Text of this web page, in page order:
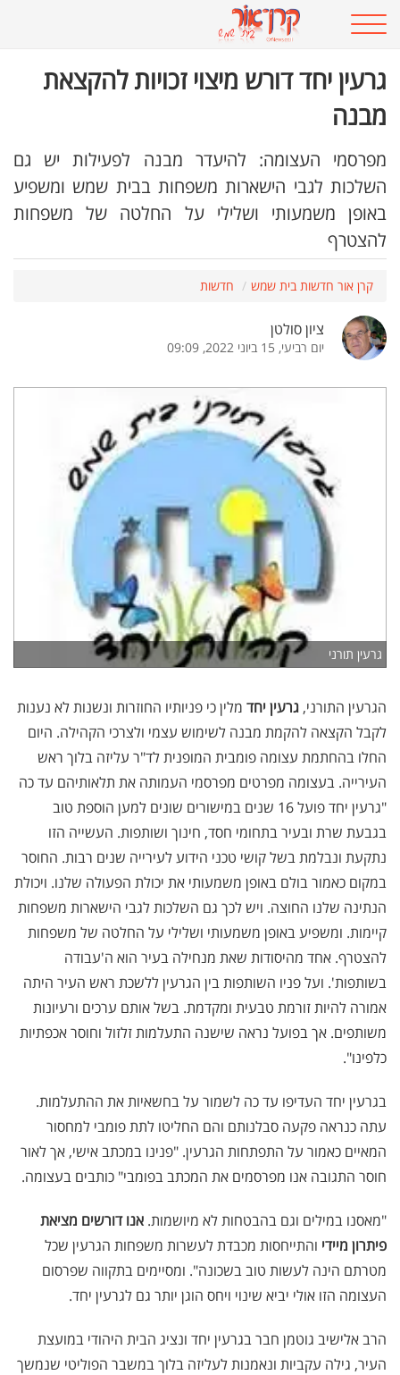
גרעין יחד דורש מיצוי זכויות להקצאת
מבנה
מפרסמי העצומה: להיעדר מבנה לפעילות יש גם
השלכות לגבי הישארות משפחות בבית שמש ומשפיע
באופן משמעותי ושלילי על החלטה של משפחות
להצטרף
קרן אור חדשות בית שמש חדשות
ציון סולטן
יום רביעי, 15 ביוני 2022, 09:09
גרעין תורני
הגרעין התורני, גרעין יחד מלין כי פניותיו החוזרות ונשנות לא נענות
לקבל הקצאה להקמת מבנה לשימוש עצמי ולצרכי הקהילה. היום
החלו בהחתמת עצומה פומבית המופנית לד"ר עליזה בלוך ראש
העירייה. בעצומה מפרטים מפרסמי העמותה את תלאותיהם עד כה
"גרעין יחד פועל 16 שנים במישורים שונים למען הוספת טוב
בגבעת שרת ובעיר בתחומי חסד, חינוך ושותפות. העשייה הזו
נתקעת ונבלמת בשל קושי טכני הידוע לעירייה שנים רבות. החוסר
במקום כאמור בולם באופן משמעותי את יכולת הפעולה שלנו. ויכולת
הנתינה שלנו החוצה. ויש לכך גם השלכות לגבי הישארות משפחות
קיימות. ומשפיע באופן משמעותי ושלילי על החלטה של משפחות
להצטרף. אחד מהיסודות שאת מנחילה בעיר הוא ה'עבודה
בשותפות'. ועל פניו השותפות בין הגרעין ללשכת ראש העיר היתה
אמורה להיות זורמת טבעית ומקדמת. בשל אותם ערכים ורעיונות
משותפים. אך בפועל נראה שישנה התעלמות זלזול וחוסר אכפתיות
כלפינו".
בגרעין יחד העדיפו עד כה לשמור על בחשאיות את ההתעלמות.
עתה כנראה פקעה סבלנותם והם החליטו לתת פומבי למחסור
המאיים כאמור על התפתחות הגרעין. "פנינו במכתב אישי, אך לאור
חוסר התגובה אנו מפרסמים את המכתב בפומבי" כותבים בעצומה.
"מאסנו במילים וגם בהבטחות לא מיושמות. אנו דורשים מציאת
פיתרון מיידי והתייחסות מכבדת לעשרות משפחות הגרעין שכל
מטרתם הינה לעשות טוב בשכונה". ומסיימים בתקווה שפרסום
העצומה הזו אולי יביא שינוי ויחס הוגן יותר גם לגרעין יחד.
הרב אלישיב גוטמן חבר בגרעין יחד ונציג הבית היהודי במועצת
העיר, גילה עקביות ונאמנות לעליזה בלוך במשבר הפוליטי שנמשך